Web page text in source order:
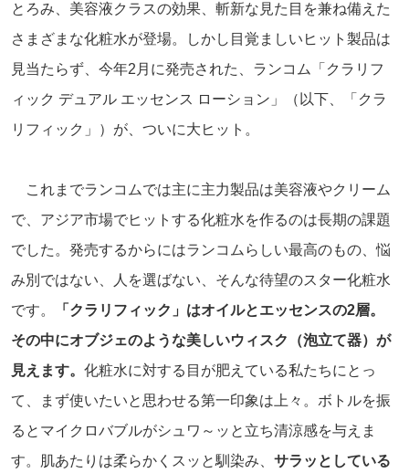
とろみ、美容液クラスの効果、斬新な見た目を兼ね備えた
さまざまな化粧水が登場。しかし目覚ましいヒット製品は
見当たらず、今年2月に発売された、ランコム「クラリフ
ィック デュアル エッセンス ローション」（以下、「クラ
リフィック」）が、ついに大ヒット。
これまでランコムでは主に主力製品は美容液やクリーム
で、アジア市場でヒットする化粧水を作るのは長期の課題
でした。発売するからにはランコムらしい最高のもの、悩
み別ではない、人を選ばない、そんな待望のスター化粧水
です。
「クラリフィック」はオイルとエッセンスの2層。
その中にオブジェのような美しいウィスク（泡立て器）が
見えます。 化粧水に対する目が肥えている私たちにとっ
て、まず使いたいと思わせる第一印象は上々。ボトルを振
るとマイクロバブルがシュワ～ッと立ち清涼感を与えま
す。肌あたりは柔らかくスッと馴染み、 サラッとしている